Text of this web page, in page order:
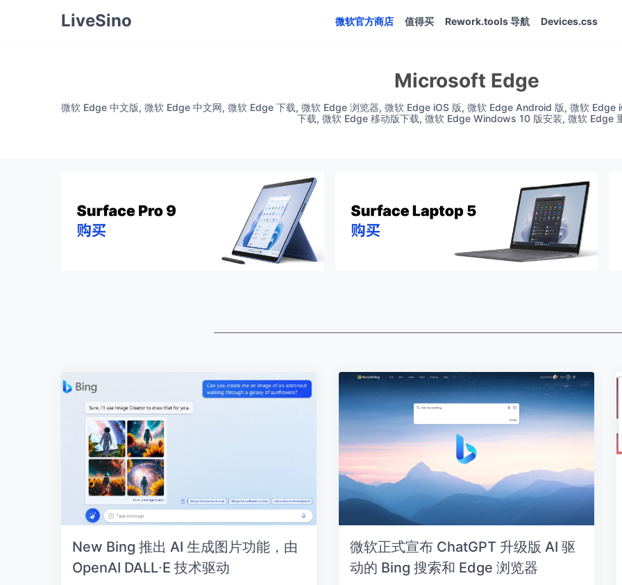
LiveSino 微软官方商店 值得买 Rework.tools 导航 Devices.css
Microsoft Edge
微软 Edge 中文版, 微软 Edge 中文网, 微软 Edge 下载, 微软 Edge 浏览器, 微软 Edge iOS 版, 微软 Edge Android 版, 微软
下载, 微软 Edge 移动版下载, 微软 Edge Windows 10 版安装, 微软 Edge
New Bing 推出 AI 生成图片功能，由
OpenAI DALL∙E 技术驱动
微软正式宣布 ChatGPT 升级版 AI 驱
动的 Bing 搜索和 Edge 浏览器